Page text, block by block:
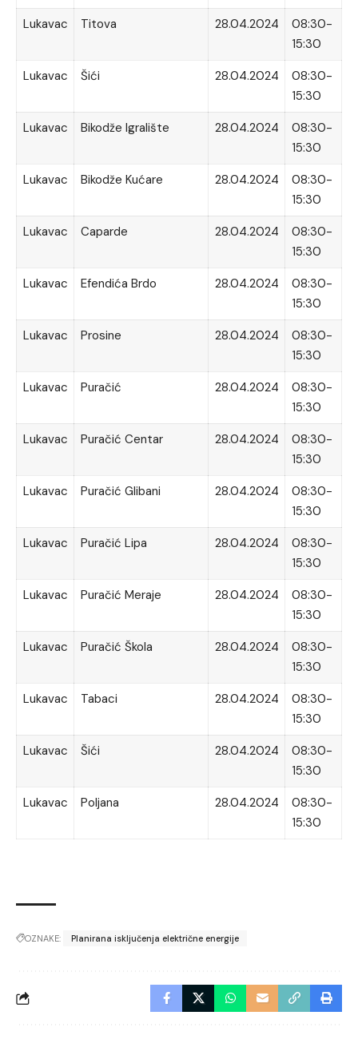
Lukavac
Titova 28.04.2024
08:30-
15:30
Lukavac
Šići 28.04.2024
08:30-
15:30
Lukavac
Bikodže Igralište 28.04.2024
08:30-
15:30
Lukavac
Bikodže Kućare 28.04.2024
08:30-
15:30
Lukavac
Caparde 28.04.2024
08:30-
15:30
Lukavac
Efendića Brdo 28.04.2024
08:30-
15:30
Lukavac
Prosine 28.04.2024
08:30-
15:30
Lukavac
Puračić 28.04.2024
08:30-
15:30
Lukavac
Puračić Centar 28.04.2024
08:30-
15:30
Lukavac
Puračić Glibani 28.04.2024
08:30-
15:30
Lukavac
Puračić Lipa 28.04.2024
08:30-
15:30
Lukavac
Puračić Meraje 28.04.2024
08:30-
15:30
Lukavac
Puračić Škola 28.04.2024
08:30-
15:30
Lukavac
Tabaci 28.04.2024
08:30-
15:30
Lukavac
Šići 28.04.2024
08:30-
15:30
Lukavac
Poljana 28.04.2024
08:30-
15:30
OZNAKE: Planirana isključenja električne energije